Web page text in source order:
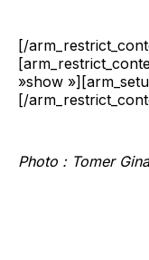
[/
»show
[/
Photo : Tomer